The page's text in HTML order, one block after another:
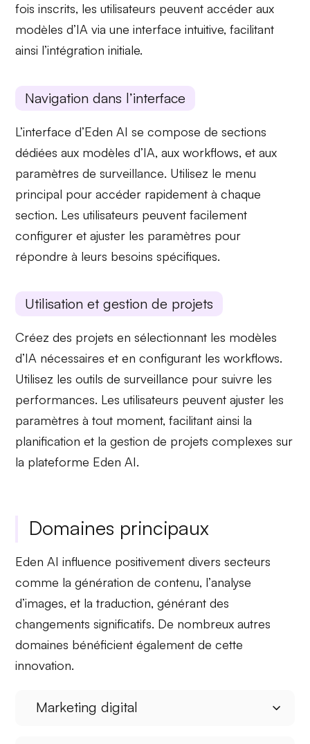
fois inscrits, les utilisateurs peuvent accéder aux
modèles d’IA via une interface intuitive, facilitant
ainsi l’intégration initiale.
Navigation dans l’interface
L’interface d’Eden AI se compose de sections
dédiées aux modèles d’IA, auxworkflows, et aux
paramètres de surveillance. Utilisez le menu
principal pour accéder rapidement à chaque
section. Les utilisateurs peuvent facilement
configurer et ajuster les paramètres pour
répondre à leurs besoins spécifiques.
Utilisation et gestion de projets
Créez des projets en sélectionnant les modèles
d’IA nécessaires et en configurant lesworkflows.
Utilisez les outils de surveillance pour suivre les
performances. Les utilisateurs peuvent ajuster les
paramètres à tout moment, facilitant ainsi la
planification et la gestion de projets complexes sur
la plateforme Eden AI.
Domaines principaux
Eden AI influence positivement divers secteurs
comme lagénération de contenu, l’analyse
d’images, et latraduction, générant des
changements significatifs. De nombreux autres
domaines bénéficient également de cette
innovation.
Marketing digital